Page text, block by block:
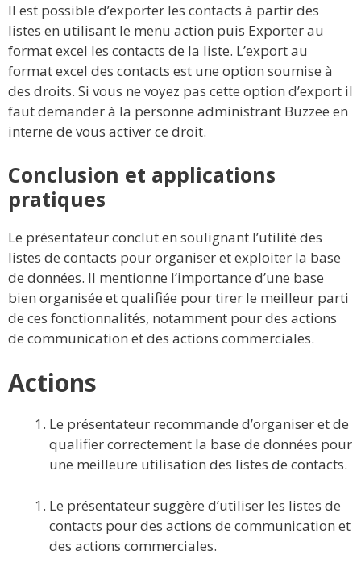
Il est possible d’exporter les contacts à partir des
listes en utilisant le menu action puis Exporter au
format excel les contacts de la liste. L’export au
format excel des contacts est une option soumise à
des droits. Si vous ne voyez pas cette option d’export il
faut demander à la personne administrant Buzzee en
interne de vous activer ce droit.
Conclusion et applications
pratiques
Le présentateur conclut en soulignant l’utilité des
listes de contacts pour organiser et exploiter la base
de données. Il mentionne l’importance d’une base
bien organisée et qualifiée pour tirer le meilleur parti
de ces fonctionnalités, notamment pour des actions
de communication et des actions commerciales.
Actions
Le présentateur recommande d’organiser et de
qualifier correctement la base de données pour
une meilleure utilisation des listes de contacts.
Le présentateur suggère d’utiliser les listes de
contacts pour des actions de communication et
des actions commerciales.